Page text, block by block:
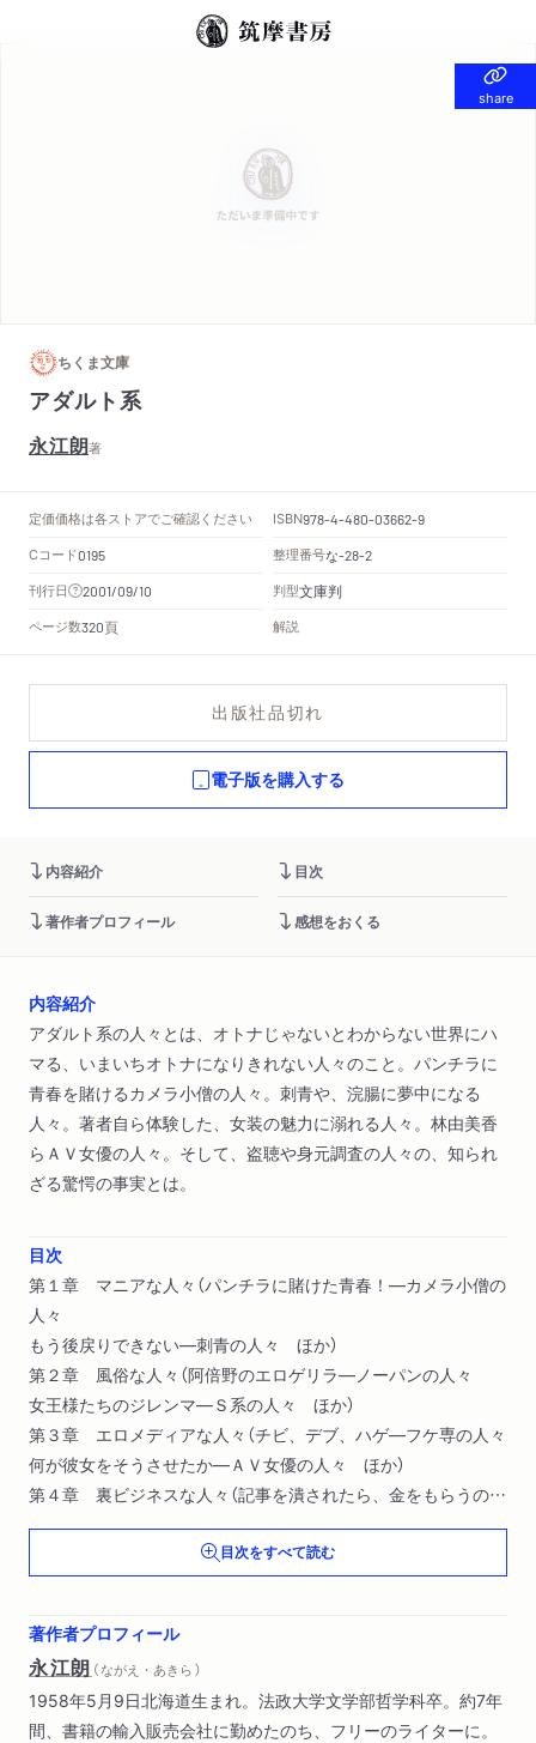
share
share
ちくま文庫
アダルト系
永江朗著
定価価格は各ストアでご確認ください ISBN978-4-480-03662-9
Cコード0195 整理番号な-28-2
刊行日 2001/09/10 判型文庫判
ページ数320頁 解説
出版社品切れ
電子版を購入する
内容紹介 目次
著作者プロフィール 感想をおくる
内容紹介
アダルト系の人々とは、オトナじゃないとわからない世界にハ
マる、いまいちオトナになりきれない人々のこと。パンチラに
青春を賭けるカメラ小僧の人々。刺青や、浣腸に夢中になる
人々。著者自ら体験した、女装の魅力に溺れる人々。林由美香
らＡＶ女優の人々。そして、盗聴や身元調査の人々の、知られ
ざる驚愕の事実とは。
目次
第１章 マニアな人々（パンチラに賭けた青春！―カメラ小僧の
人々
もう後戻りできない―刺青の人々 ほか）
第２章 風俗な人々（阿倍野のエロゲリラ―ノーパンの人々
女王様たちのジレンマ―Ｓ系の人々 ほか）
第３章 エロメディアな人々（チビ、デブ、ハゲ―フケ専の人々
何が彼女をそうさせたか―ＡＶ女優の人々 ほか）
第４章 裏ビジネスな人々（記事を潰されたら、金をもらうのは
当たり前―ブラックジャーナリズムの人々
盗聴バスターズの多忙な日々―盗聴の人々 ほか）
目次をすべて読む
著作者プロフィール
永江朗 （ ながえ・あきら ）
1958年5月9日北海道生まれ。法政大学文学部哲学科卒。約7年
間、書籍の輸入販売会社に勤めたのち、フリーのライターに。